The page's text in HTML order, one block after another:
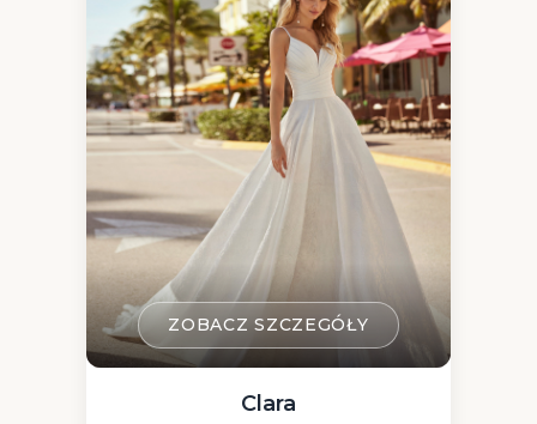
ZOBACZ SZCZEGÓŁY
Clara